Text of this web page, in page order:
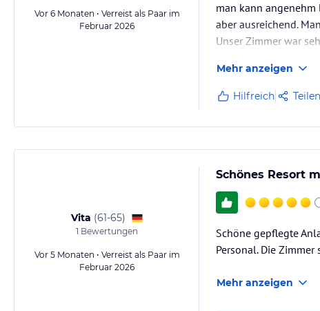
Vor 6 Monaten • Verreist als Paar im
Februar 2026
man kann
aber ausreichend.
Unser Zimmer war
Mehr anzeigen
Hilfreich Teilen
Vita (61-65)
1 Bewertungen
Vor 5 Monaten • Verreist als Paar im
Februar 2026
Schönes Resort
Schöne gepflegte
Personal. Die
Mehr anzeigen